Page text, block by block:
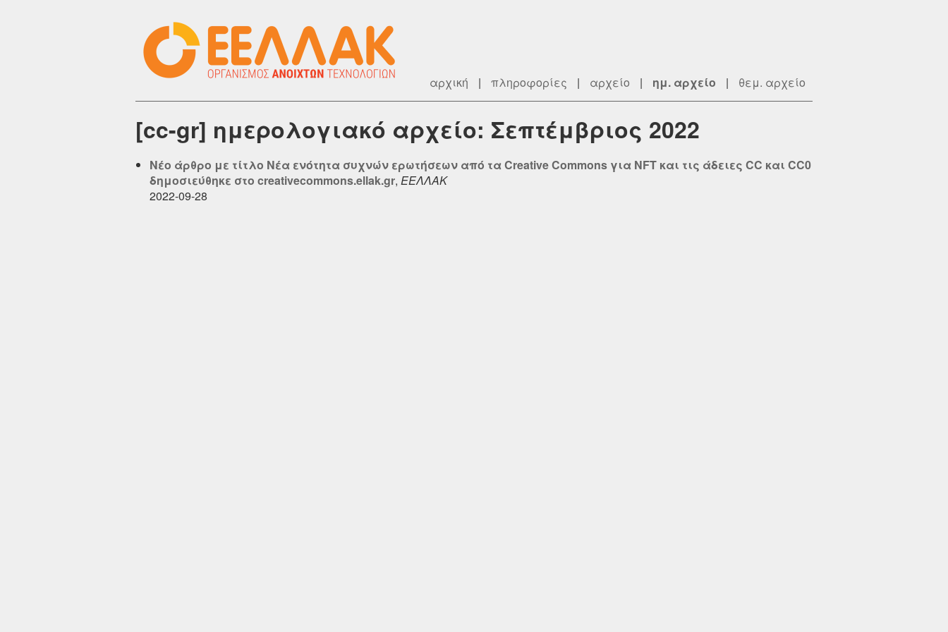
αρχική | πληροφορίες | αρχείο | ημ. αρχείο | θεμ. αρχείο
[cc-gr] ημερολογιακό αρχείο: Σεπτέμβριος 2022
Νέο άρθρο με τίτλο Νέα ενότητα συχνών ερωτήσεων από τα Creative Commons για NFT και τις άδειες CC και CC0
δημοσιεύθηκε στο creativecommons.ellak.gr, ΕΕΛΛΑΚ
2022-09-28